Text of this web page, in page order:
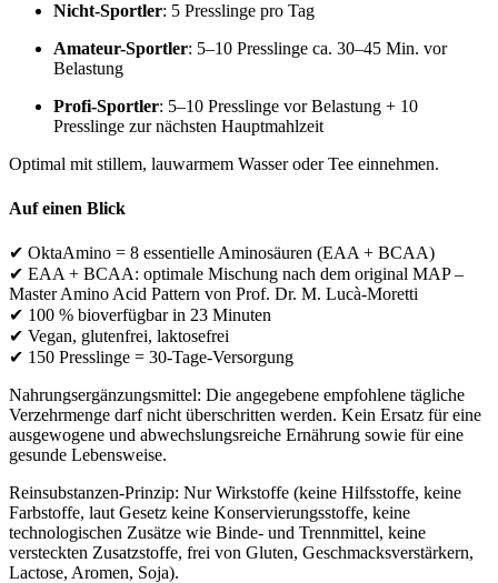
Nicht-Sportler: 5 Presslinge pro Tag
Amateur-Sportler: 5–10 Presslinge ca. 30–45 Min. vor
Belastung
Profi-Sportler: 5–10 Presslinge vor Belastung + 10
Presslinge zur nächsten Hauptmahlzeit
Optimal mit stillem, lauwarmem Wasser oder Tee einnehmen.
Auf einen Blick
✔ OktaAmino = 8 essentielle Aminosäuren (EAA + BCAA)
✔ EAA + BCAA: optimale Mischung nach dem original MAP –
Master Amino Acid Pattern von Prof. Dr. M. Lucà-Moretti
✔ 100 % bioverfügbar in 23 Minuten
✔ Vegan, glutenfrei, laktosefrei
✔ 150 Presslinge = 30-Tage-Versorgung
Nahrungsergänzungsmittel: Die angegebene empfohlene tägliche
Verzehrmenge darf nicht überschritten werden. Kein Ersatz für eine
ausgewogene und abwechslungsreiche Ernährung sowie für eine
gesunde Lebensweise.
Reinsubstanzen-Prinzip: Nur Wirkstoffe (keine Hilfsstoffe, keine
Farbstoffe, laut Gesetz keine Konservierungsstoffe, keine
technologischen Zusätze wie Binde- und Trennmittel, keine
versteckten Zusatzstoffe, frei von Gluten, Geschmacksverstärkern,
Lactose, Aromen, Soja).